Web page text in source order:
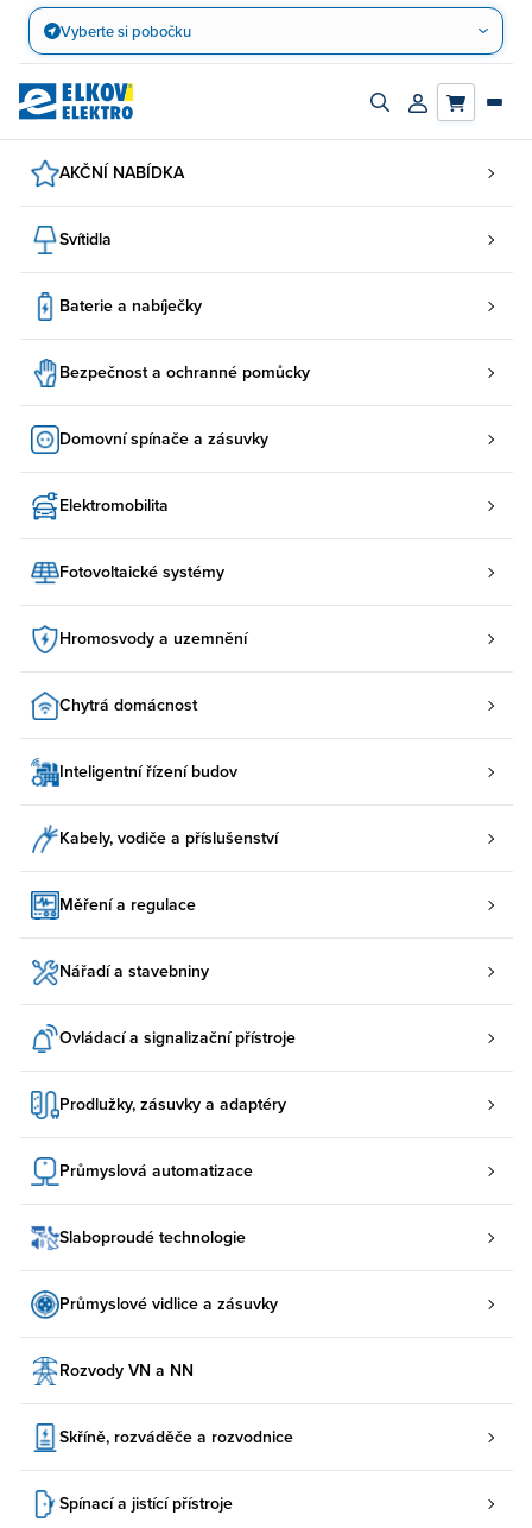
Přejít
obsah
Vyberte si pobočku
Zapnout/vypnout
Přihlásit/
AKČNÍ NABÍDKA
Svítidla
Baterie a nabíječky
Bezpečnost a ochranné pomůcky
Domovní spínače a zásuvky
Elektromobilita
Fotovoltaické systémy
Hromosvody a uzemnění
Chytrá domácnost
Inteligentní řízení budov
Kabely, vodiče a příslušenství
Měření a regulace
Nářadí a stavebniny
Ovládací a signalizační přístroje
Prodlužky, zásuvky a adaptéry
Průmyslová automatizace
Slaboproudé technologie
Průmyslové vidlice a zásuvky
Rozvody VN a NN
Skříně, rozváděče a rozvodnice
Spínací a jistící přístroje